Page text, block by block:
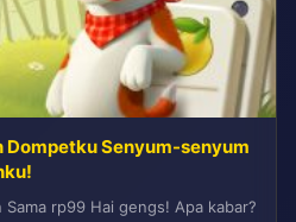
Dompetku Senyum-senyum
Sama rp99 Hai gengs! Apa kabar?